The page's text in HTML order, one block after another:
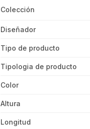
Colección
Diseñador
Tipo de producto
Tipologia de producto
Color
Altura
Longitud